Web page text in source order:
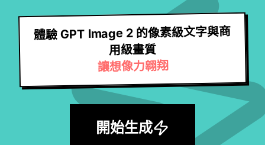
體驗 GPT Image 2 的像素級文字與商
用級畫質
讓想像力翱翔
開始生成